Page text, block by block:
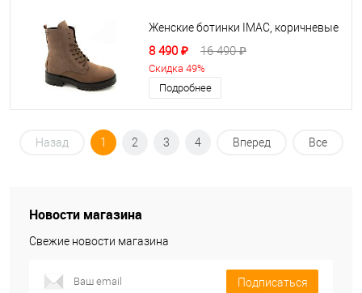
Женские ботинки IMAC, коричневые
8 490 ₽ 16 490 ₽
Скидка 49%
Подробнее
Назад 1 2 3 4 Вперед Все
Новости магазина
Свежие новости магазина
Подписаться